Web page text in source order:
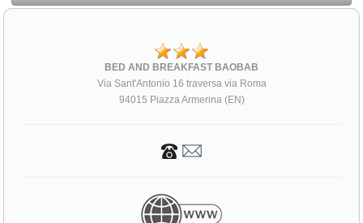
BED AND BREAKFAST BAOBAB
Via Sant'Antonio 16 traversa via Roma
94015 Piazza Armerina (EN)